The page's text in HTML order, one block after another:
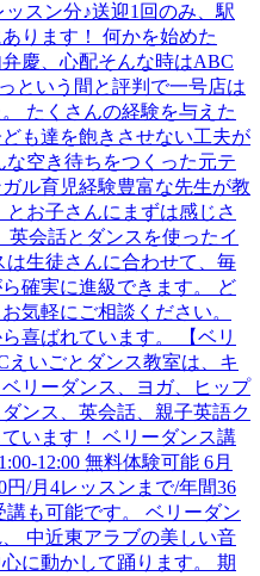
ッスン分♪送迎1回のみ、駅
ります！ 何かを始めた
慶、心配そんな時はABC
という間と評判で一号店は
たくさんの経験を与えた
も達を飽きさせない工夫が
空き待ちをつくった元テ
ル育児経験豊富な先生が教
お子さんにまずは感じさ
会話とダンスを使ったイ
生徒さんに合わせて、毎
確実に進級できます。 ど
気軽にご相談ください。
喜ばれています。 【ベリ
いごとダンス教室は、キ
リーダンス、ヨガ、ヒップ
ンス、英会話、親子英語ク
います！ ベリーダンス講
12:00 無料体験可能 6月
円/月4レッスンまで/年間36
も可能です。 ベリーダン
中近東アラブの美しい音
に動かして踊ります。 期